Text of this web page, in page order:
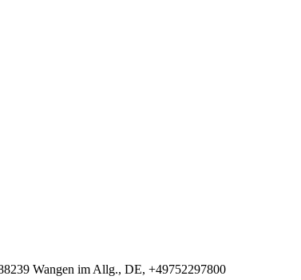
Wangen im Allg., DE, +49752297800